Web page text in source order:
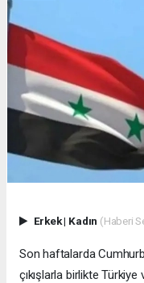
Erkek| Kadın (Haberi
Son haftalarda
çıkışlarla birlikte